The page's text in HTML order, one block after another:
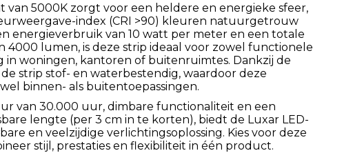
van 5000K zorgt voor een heldere en energieke sfeer,
index (CRI >90) kleuren natuurgetrouw
energieverbruik van 10 watt per meter en een totale
4000 lumen, is deze strip ideaal voor zowel functionele
in woningen, kantoren of buitenruimtes. Dankzij de
de strip stof- en waterbestendig, waardoor deze
binnen- als buitentoepassingen.
van 30.000 uur, dimbare functionaliteit en een
lengte (per 3 cm in te korten), biedt de Luxar LED-
en veelzijdige verlichtingsoplossing. Kies voor deze
stijl, prestaties en flexibiliteit in één product.